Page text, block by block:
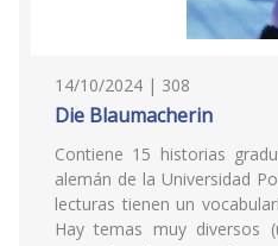
14/10/2024 | 308
Die Blaumacherin
Contiene 15 historias
alemán de la Universidad
lecturas tienen un
Hay temas muy diversos